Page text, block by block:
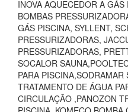
INOVA AQUECEDOR A
BOMBAS
GÁS PISCINA, SYLLENT,
PRESSURIZADORAS,
PRESSURIZADORAS,
SOCALOR
PARA
TRATAMENTO DE ÁGUA
CIRCULAÇÃO ,PANOZON